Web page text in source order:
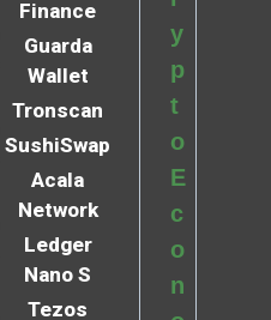
Finance
Guarda
Wallet
Tronscan
SushiSwap
Acala
Network
Ledger
Nano S
Tezos
y
p
t
o
E
c
o
n